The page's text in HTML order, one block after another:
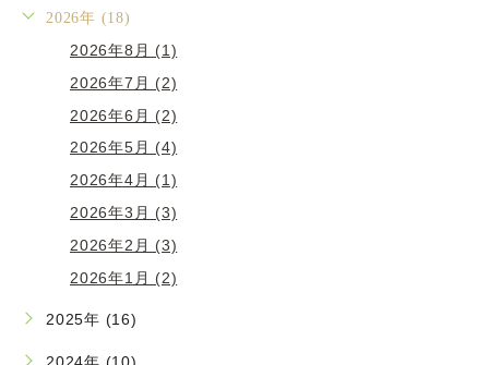
2026年 (18)
2026年8月 (1)
2026年7月 (2)
2026年6月 (2)
2026年5月 (4)
2026年4月 (1)
2026年3月 (3)
2026年2月 (3)
2026年1月 (2)
2025年 (16)